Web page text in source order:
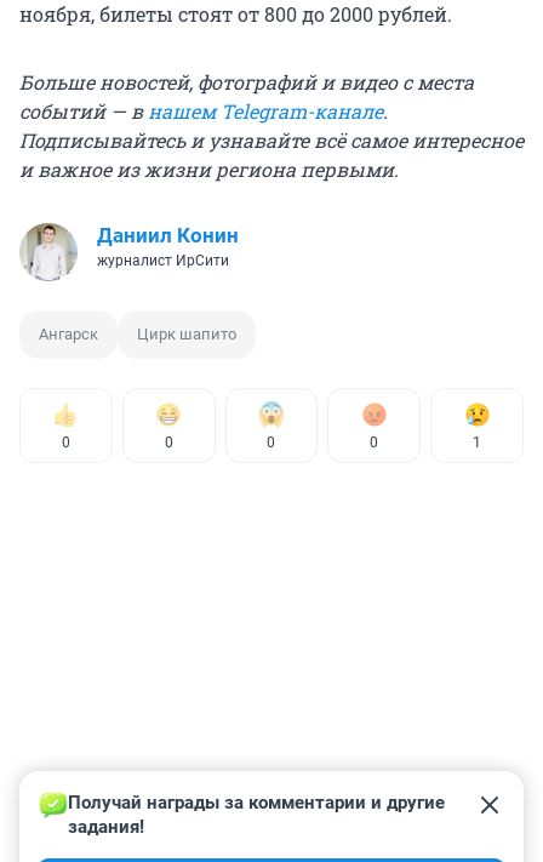
ноября, билеты стоят от 800 до 2000 рублей.
Больше новостей, фотографий и видео с места
событий — внашем Telegram-канале.
Подписывайтесь и узнавайте всё самое интересное
и важное из жизни региона первыми.
Даниил Конин
журналист ИрСити
Ангарск Цирк шапито
0 0 0 0 1
Получай награды за комментарии и другие
задания!